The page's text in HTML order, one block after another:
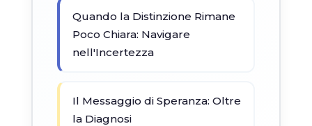
Quando la Distinzione Rimane
Poco Chiara: Navigare
nell'Incertezza
Il Messaggio di Speranza: Oltre
la Diagnosi